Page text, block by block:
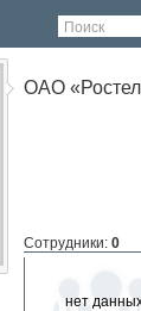
Поиск
ОАО
Сотрудники: 0
нет